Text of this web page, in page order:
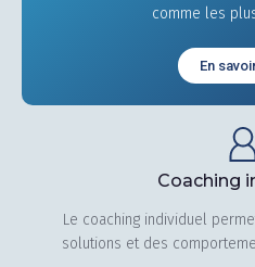
comme les
En
Coaching
Le coaching individuel
solutions et des